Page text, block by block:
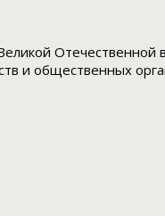
Отечественной
и общественных